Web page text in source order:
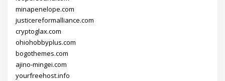
minapenelope.com
justicereformalliance.com
cryptoglax.com
ohiohobbyplus.com
bogothemes.com
ajino-mingei.com
yourfreehost.info